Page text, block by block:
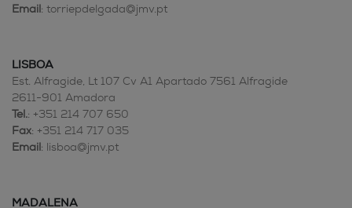
Email: torriepdelgada@jmv.pt
LISBOA
Est. Alfragide, Lt 107 Cv A1 Apartado 7561 Alfragide
2611-901 Amadora
Tel.: +351 214 707 650
Fax: +351 214 717 035
Email: lisboa@jmv.pt
MADALENA